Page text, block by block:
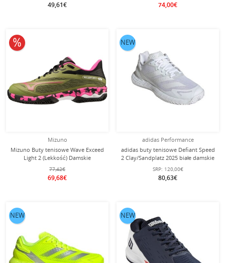
49,61€ 74,00€
Mizuno
Mizuno Buty tenisowe Wave Exceed
Light 2 (Lekkość) Damskie
77,42€
69,68€
10% obniżone
adidas Performance
adidas buty tenisowe Defiant Speed
2 Clay/Sandplatz 2025 białe damskie
SRP: 120,00€
80,63€
NEW
NEW NEW